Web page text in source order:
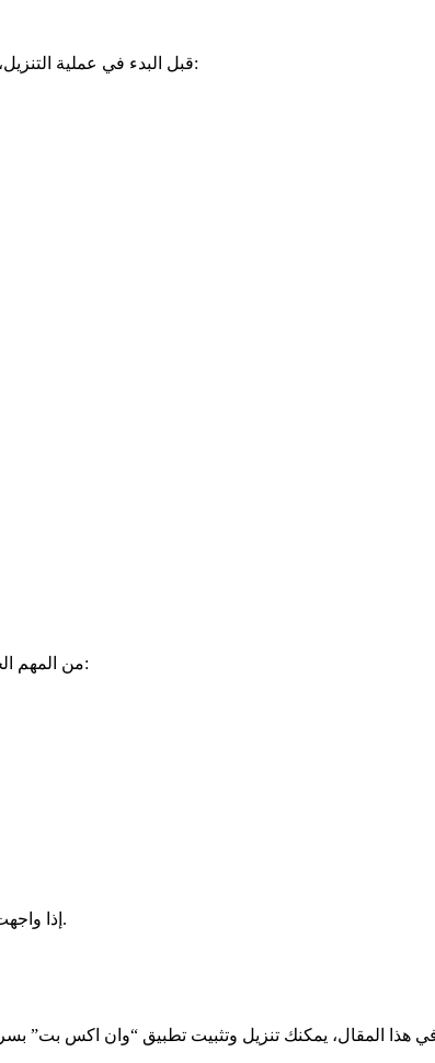
قبل البدء في عملية التنزيل، تحتاج إلى التأكد من أن جهازك معد بشكل صحيح لاستقبال التطبيقات من مصادر غير معروفة. إليك خطوات الإعداد:
من المهم الحفاظ على التطبيق محدثًا للحصول على أفضل مزايا وأداء. عليك اتباع الخطوات التالية لتحديث التطبيق بشكل دوري:
إذا واجهت مشاكل في التثبيت، تحقق من إعدادات الهاتف وتأكد من تفعي تشغيل التطبيقات من المصادر غير المعروفة.
هذا المقال، يمكنك تنزيل وتثبيت تطبيق “وان اكس بت”